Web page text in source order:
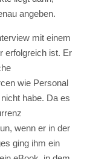
angeben.
mit einem
erfolgreich ist. Er
wie Personal
habe. Da es
wenn er in der
ging ihm ein